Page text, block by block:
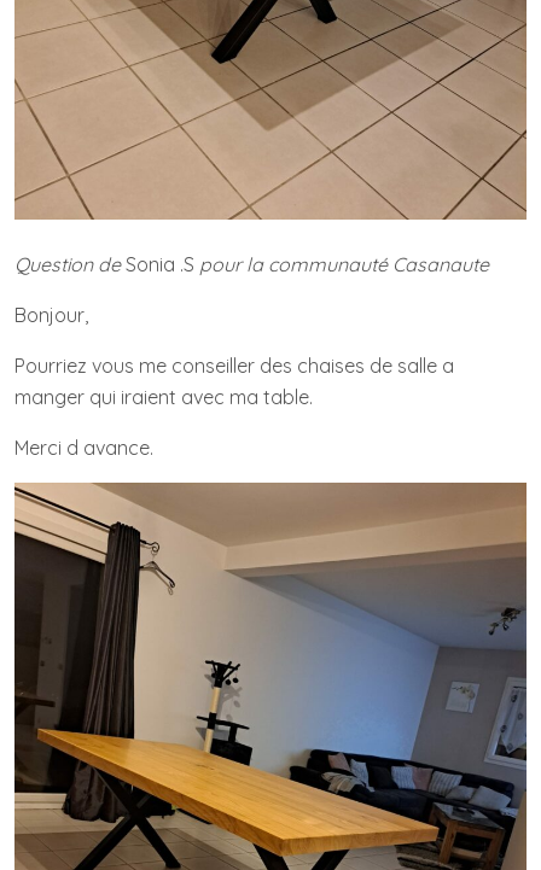
Question deSonia .S pour la communauté Casanaute
Bonjour,
Pourriez vous me conseiller des chaises de salle a
manger qui iraient avec ma table.
Merci d avance.